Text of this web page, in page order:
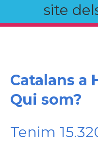
site
Catalans a
Qui som?
Tenim